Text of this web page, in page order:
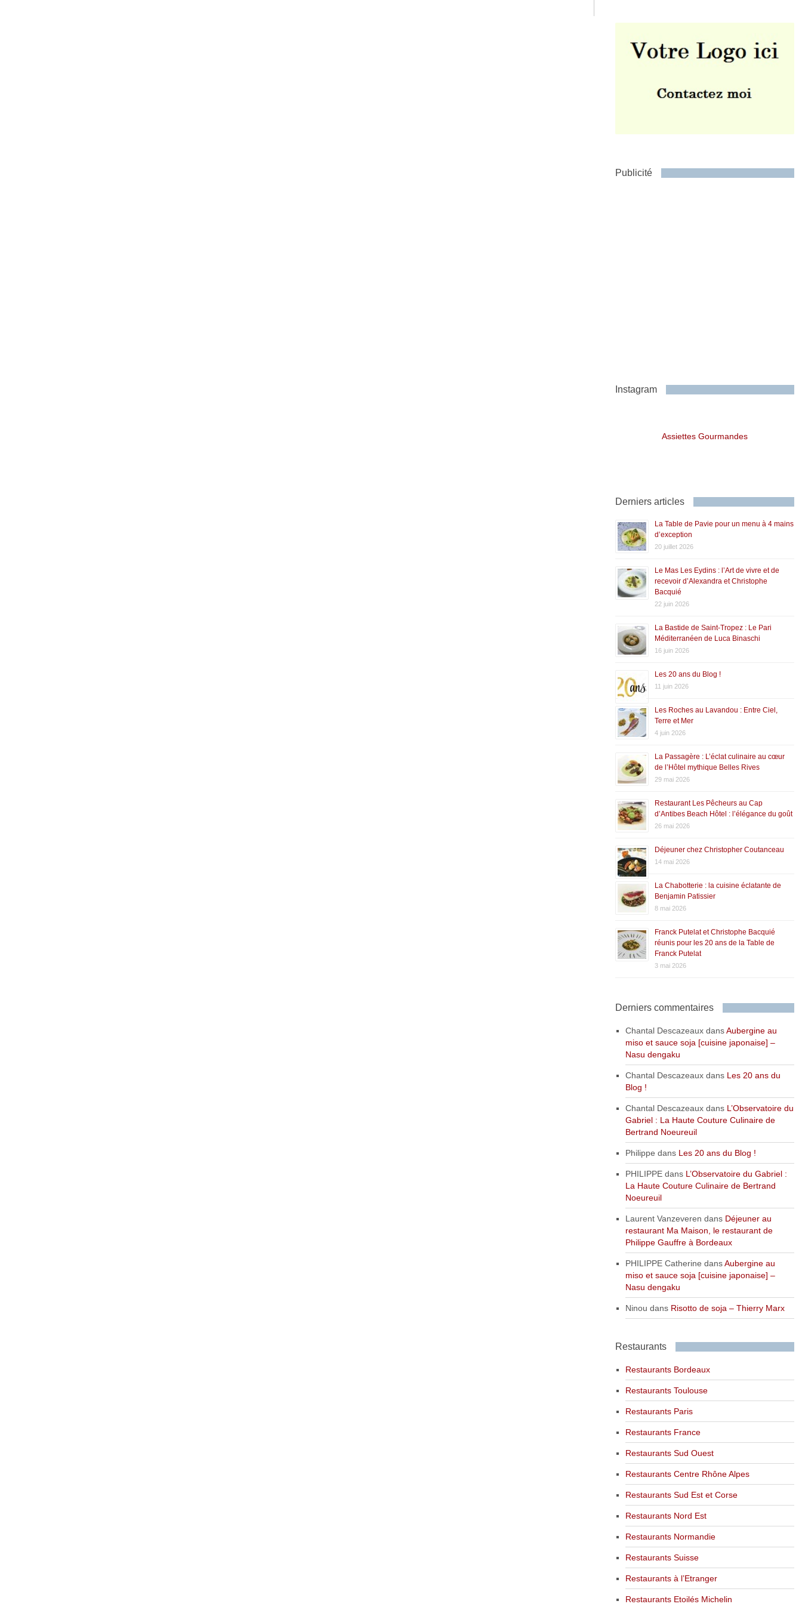
Publicité
Instagram
Assiettes Gourmandes
Derniers articles
La Table de Pavie pour un menu à 4 mains
d’exception
20 juillet 2026
Le Mas Les Eydins : l’Art de vivre et de
recevoir d’Alexandra et Christophe
Bacquié
22 juin 2026
La Bastide de Saint-Tropez : Le Pari
Méditerranéen de Luca Binaschi
16 juin 2026
Les 20 ans du Blog !
11 juin 2026
Les Roches au Lavandou : Entre Ciel,
Terre et Mer
4 juin 2026
La Passagère : L’éclat culinaire au cœur
de l’Hôtel mythique Belles Rives
29 mai 2026
Restaurant Les Pêcheurs au Cap
d’Antibes Beach Hôtel : l’élégance du goût
26 mai 2026
Déjeuner chez Christopher Coutanceau
14 mai 2026
La Chabotterie : la cuisine éclatante de
Benjamin Patissier
8 mai 2026
Franck Putelat et Christophe Bacquié
réunis pour les 20 ans de la Table de
Franck Putelat
3 mai 2026
Derniers commentaires
Chantal DescazeauxdansAubergine au
miso et sauce soja [cuisine japonaise] –
Nasu dengaku
Chantal Descazeauxdans Les 20 ans du
Blog !
Chantal Descazeauxdans L’Observatoire du
Gabriel : La Haute Couture Culinaire de
Bertrand Noeureuil
Philippe dans Les 20 ans du Blog !
PHILIPPEdans L’Observatoire du Gabriel :
La Haute Couture Culinaire de Bertrand
Noeureuil
Laurent Vanzeveren dans Déjeuner au
restaurant Ma Maison, le restaurant de
Philippe Gauffre à Bordeaux
PHILIPPE Catherine dansAubergine au
miso et sauce soja [cuisine japonaise] –
Nasu dengaku
Ninou dans Risotto de soja – Thierry Marx
Restaurants
Restaurants Bordeaux
Restaurants Toulouse
Restaurants Paris
Restaurants France
Restaurants Sud Ouest
Restaurants Centre Rhône Alpes
Restaurants Sud Est et Corse
Restaurants Nord Est
Restaurants Normandie
Restaurants Suisse
Restaurants à l’Etranger
Restaurants Etoilés Michelin